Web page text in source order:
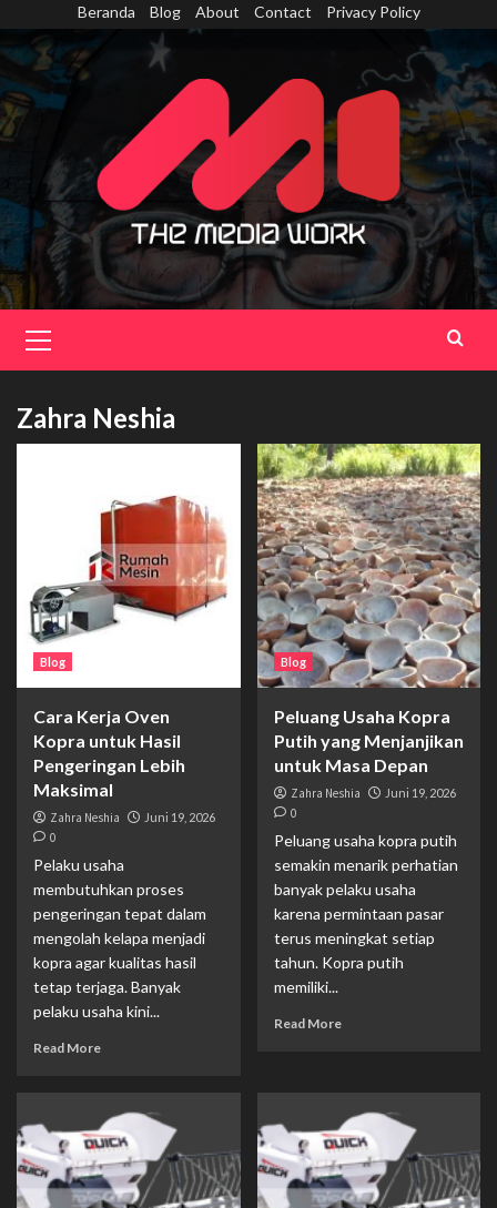
content
Beranda Blog About Contact Privacy Policy
Menu
Zahra Neshia
Blog
Cara Kerja Oven
Kopra untuk Hasil
Pengeringan Lebih
Maksimal
Zahra Neshia Juni 19, 2026
0
Pelaku usaha
membutuhkan proses
pengeringan tepat dalam
mengolah kelapa menjadi
kopra agar kualitas hasil
tetap terjaga. Banyak
pelaku usaha kini...
Read More
Blog
Peluang Usaha Kopra
Putih yang Menjanjikan
untuk Masa Depan
Zahra Neshia Juni 19, 2026
0
Peluang usaha kopra putih
semakin menarik perhatian
banyak pelaku usaha
karena permintaan pasar
terus meningkat setiap
tahun. Kopra putih
memiliki...
Read More